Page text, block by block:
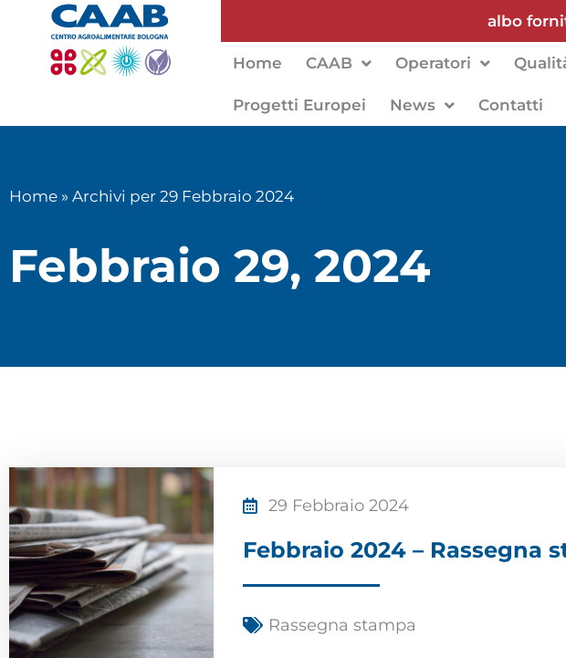
albo
Home CAAB Operatori
Progetti Europei News Contatti
Home » Archivi per 29 Febbraio 2024
Febbraio 29, 2024
29 Febbraio 2024
Febbraio 2024 – Rassegna
Rassegna stampa